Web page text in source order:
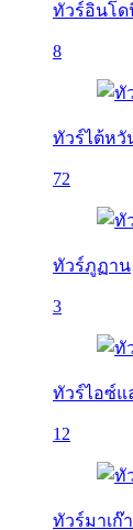
ทัวร์อินโด
8
ทัวร์ไต้หวั
72
ทัวร์ภูฏาน
3
ทัวร์ไอซ์แ
12
ทัวร์มาเก๊า